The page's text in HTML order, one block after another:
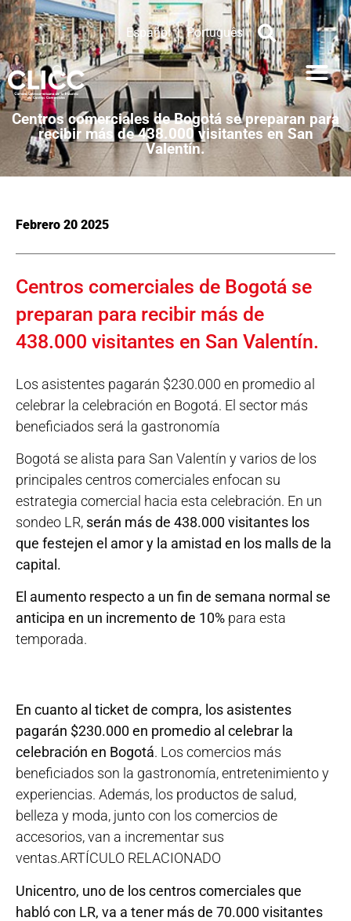
Español Português
Centros comerciales de Bogotá se preparan para
recibir más de 438.000 visitantes en San
Valentín.
Febrero 20 2025
Centros comerciales de Bogotá se
preparan para recibir más de
438.000 visitantes en San Valentín.
Los asistentes pagarán $230.000 en promedio al
celebrar la celebración en Bogotá. El sector más
beneficiados será la gastronomía
Bogotá se alista para San Valentín y varios de los
principales centros comerciales enfocan su
estrategia comercial hacia esta celebración. En un
sondeo LR, serán más de 438.000 visitantes los
que festejen el amor y la amistad en los malls de la
capital.
El aumento respecto a un fin de semana normal se
anticipa en un incremento de 10% para esta
temporada.
En cuanto al ticket de compra, los asistentes
pagarán $230.000 en promedio al celebrar la
celebración en Bogotá. Los comercios más
beneficiados son la gastronomía, entretenimiento y
experiencias. Además, los productos de salud,
belleza y moda, junto con los comercios de
accesorios, van a incrementar sus
ventas.ARTÍCULO RELACIONADO
Unicentro, uno de los centros comerciales que
habló con LR, va a tener más de 70.000 visitantes